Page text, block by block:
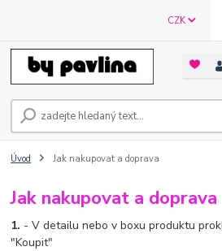
CZK
Úvod Jak nakupovat a doprava
Jak nakupovat a doprava
1. - V detailu nebo v boxu produktu
"Koupit"